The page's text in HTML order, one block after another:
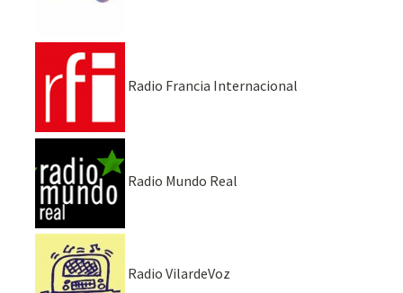
Radio Francia Internacional
Radio Mundo Real
Radio VilardeVoz